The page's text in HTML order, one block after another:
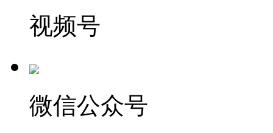
视频号
微信公众号